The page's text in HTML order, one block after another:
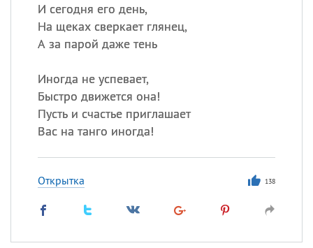
И сегодня его день,
На щеках сверкает глянец,
А за парой даже тень
Иногда не успевает,
Быстро движется она!
Пусть и счастье приглашает
Вас на танго иногда!
Открытка 138